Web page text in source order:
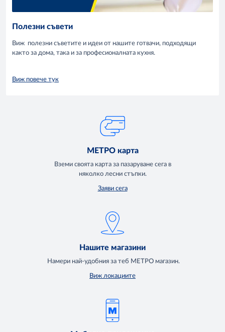
Полезни съвети
Виж полезни съветите и идеи от нашите готвачи, подходящи
както за дома, така и за професионалната кухня.
Виж повече тук
МЕТРО карта
Вземи своята карта за пазаруване сега в
няколко лесни стъпки.
Заяви сега
Нашите магазини
Намери най-удобния за теб МЕТРО магазин.
Виж локациите